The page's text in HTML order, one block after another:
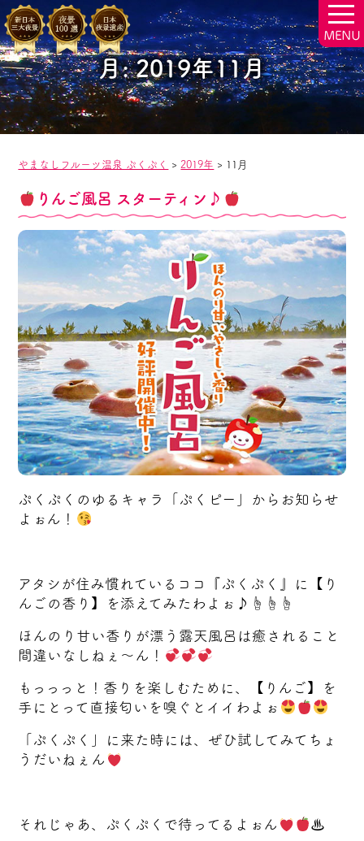
月:2019年11月
やまなしフルーツ温泉 ぷくぷく > 2019年 > 11月
りんご風呂 スターティン♪
ぷくぷくのゆるキャラ「ぷくピー」からお知らせ
よぉん！
アタシが住み慣れているココ『ぷくぷく』に【り
んごの香り】を添えてみたわよぉ♪☝️☝️☝️
ほんのり甘い香りが漂う露天風呂は癒されること
間違いなしねぇ～ん！
もっっっと！香りを楽しむために、【りんご】を
手にとって直接匂いを嗅ぐとイイわよぉ
「ぷくぷく」に来た時には、ぜひ試してみてちょ
うだいねぇん
それじゃあ、ぷくぷくで待ってるよぉん ♨